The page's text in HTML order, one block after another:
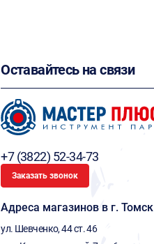
Оставайтесь на связи
+7 (3822) 52-34-73
Заказать звонок
Адреса магазинов в г. Томск
ул. Шевченко, 44 ст. 46